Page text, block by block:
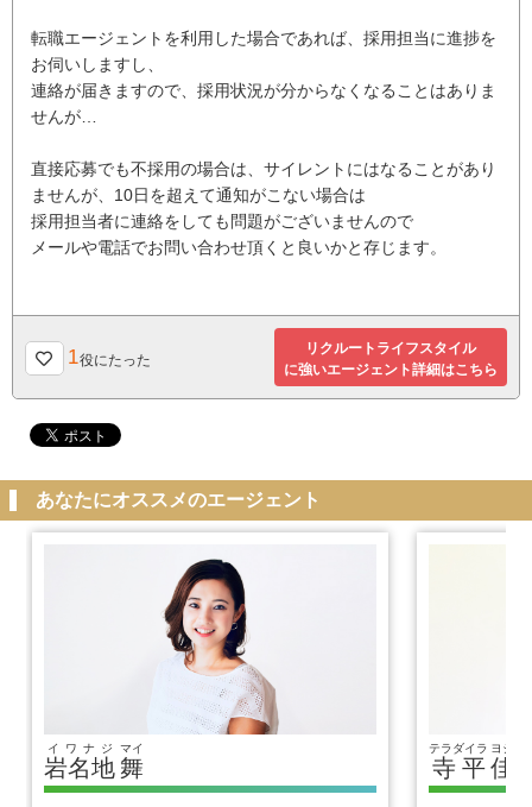
転職エージェントを利用した場合であれば、採用担当に進捗を
お伺いしますし、
連絡が届きますので、採用状況が分からなくなることはありま
せんが…
直接応募でも不採用の場合は、サイレントにはなることがあり
ませんが、10日を超えて通知がこない場合は
採用担当者に連絡をしても問題がございませんので
メールや電話でお問い合わせ頂くと良いかと存じます。
1役にたった
リクルートライフスタイル
に強いエージェント詳細はこちら
あなたにオススメのエージェント
岩名地
イワナジ
舞
マイ
寺平
テラダイラ
佳
ヨシヒ